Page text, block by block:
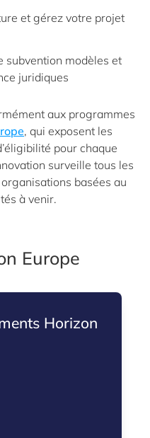
et gérez votre projet
subvention modèles et
juridiques
aux programmes
, qui exposent les
pour chaque
surveille tous les
basées au
à venir.
Europe
Horizon